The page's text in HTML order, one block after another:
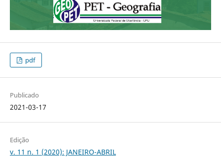
pdf
Publicado
2021-03-17
Edição
v. 11 n. 1 (2020): JANEIRO-ABRIL